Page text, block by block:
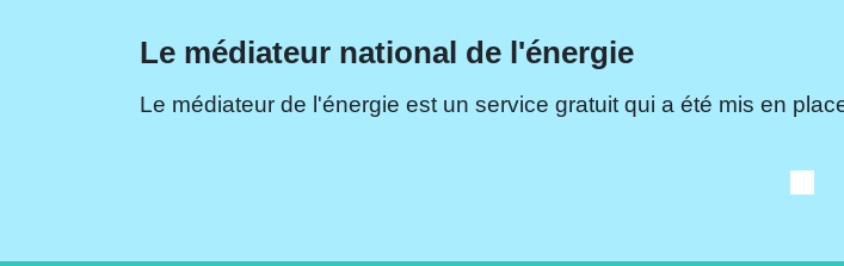
Le médiateur national de l'énergie
Le médiateur de l'énergie est un service gratuit qui a été mis en